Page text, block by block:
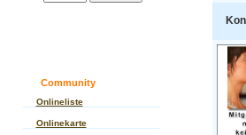
Community
Onlineliste
Onlinekarte